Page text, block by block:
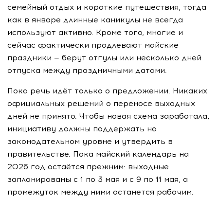
семейный отдых и короткие путешествия, тогда
как в январе длинные каникулы не всегда
используют активно. Кроме того, многие и
сейчас фактически продлевают майские
праздники — берут отгулы или несколько дней
отпуска между праздничными датами.
Пока речь идёт только о предложении. Никаких
официальных решений о переносе выходных
дней не принято. Чтобы новая схема заработала,
инициативу должны поддержать на
законодательном уровне и утвердить в
правительстве. Пока майский календарь на
2026 год остаётся прежним: выходные
запланированы с 1 по 3 мая и с 9 по 11 мая, а
промежуток между ними останется рабочим.